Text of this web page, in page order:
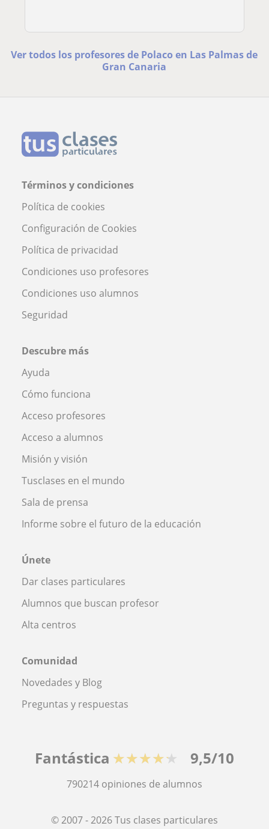
Ver todos los profesores de Polaco en Las Palmas de
Gran Canaria
Términos y condiciones
Política de cookies
Configuración de Cookies
Política de privacidad
Condiciones uso profesores
Condiciones uso alumnos
Seguridad
Descubre más
Ayuda
Cómo funciona
Acceso profesores
Acceso a alumnos
Misión y visión
Tusclases en el mundo
Sala de prensa
Informe sobre el futuro de la educación
Únete
Dar clases particulares
Alumnos que buscan profesor
Alta centros
Comunidad
Novedades y Blog
Preguntas y respuestas
Fantástica ★★★★★ 9,5/10
790214 opiniones de alumnos
© 2007 - 2026 Tus clases particulares